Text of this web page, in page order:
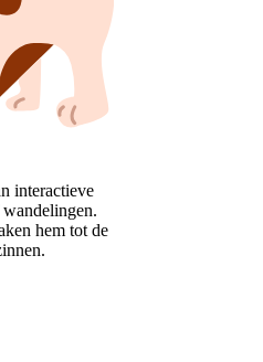
interactieve
hem tot de